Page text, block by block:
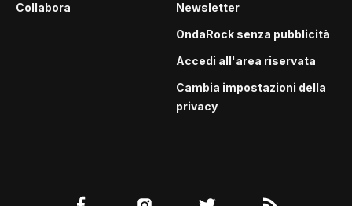
Collabora
Newsletter
OndaRock senza pubblicità
Accedi all'area riservata
Cambia impostazioni della
privacy